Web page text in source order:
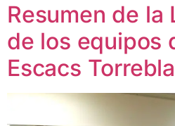
Resumen de la
de los equipos
Escacs